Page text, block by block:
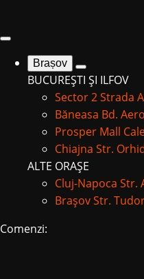
Brașov
BUCUREȘTI ȘI ILFOV
Sector 2Strada
Băneasa Bd.
Prosper Mall
Chiajna Str.
ALTE ORAȘE
Cluj-Napoca Str.
BrașovStr.
Comenzi: